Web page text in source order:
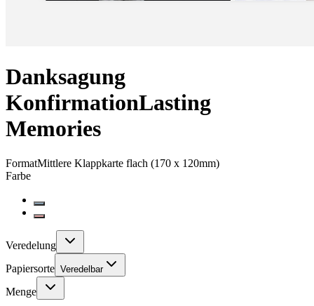
Danksagung
KonfirmationLasting
Memories
FormatMittlere Klappkarte flach (170 x 120mm)
Farbe
Veredelung
Papiersorte Veredelbar
Menge